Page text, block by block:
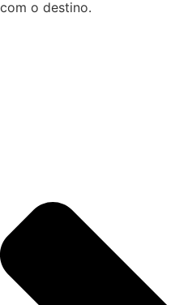
com o destino.